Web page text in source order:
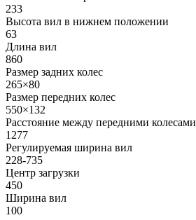
233
Высота вил в нижнем положении
63
Длина вил
860
Размер задних колес
265×80
Размер передних колес
550×132
Расстояние между передними колесами
1277
Регулируемая ширина вил
228-735
Центр загрузки
450
Ширина вил
100